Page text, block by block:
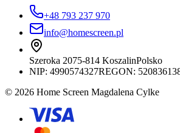
+48 793 237 970
info@homescreen.pl
Szeroka 2075-814 KoszalinPolsko
NIP: 4990574327REGON:
© 2026 Home Screen Magdalena Cylke